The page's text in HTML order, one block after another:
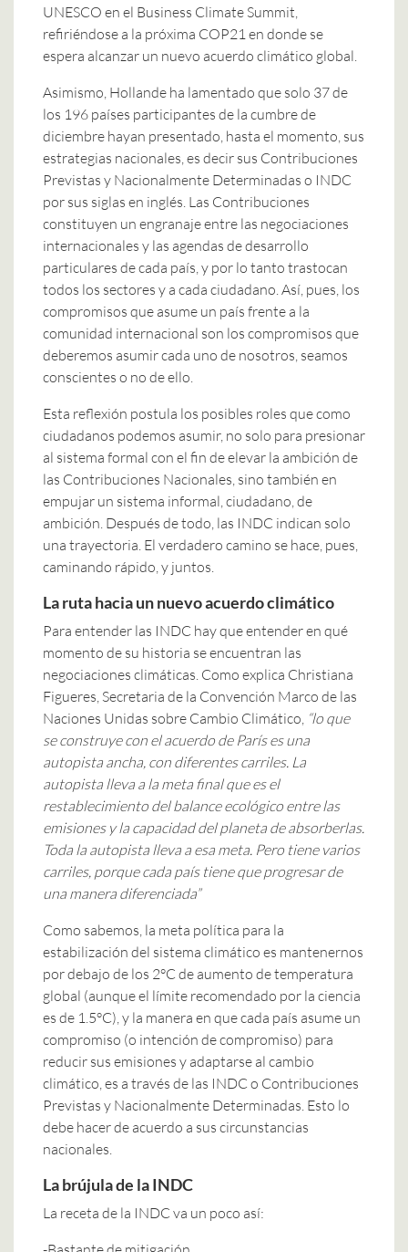
UNESCO en el Business Climate Summit,
refiriéndose a la próxima COP21 en donde se
espera alcanzar un nuevo acuerdo climático global.
Asimismo, Hollande ha lamentado que solo 37 de
los 196 países participantes de la cumbre de
diciembre hayan presentado, hasta el momento, sus
estrategias nacionales, es decir sus Contribuciones
Previstas y Nacionalmente Determinadas o INDC
por sus siglas en inglés. Las Contribuciones
constituyen un engranaje entre las negociaciones
internacionales y las agendas de desarrollo
particulares de cada país, y por lo tanto trastocan
todos los sectores y a cada ciudadano. Así, pues, los
compromisos que asume un país frente a la
comunidad internacional son los compromisos que
deberemos asumir cada uno de nosotros, seamos
conscientes o no de ello.
Esta reflexión postula los posibles roles que como
ciudadanos podemos asumir, no solo para presionar
al sistema formal con el fin de elevar la ambición de
las Contribuciones Nacionales, sino también en
empujar un sistema informal, ciudadano, de
ambición. Después de todo, las INDC indican solo
una trayectoria. El verdadero camino se hace, pues,
caminando rápido, y juntos.
La ruta hacia un nuevo acuerdo climático
Para entender las INDC hay que entender en qué
momento de su historia se encuentran las
negociaciones climáticas. Como explica Christiana
Figueres, Secretaria de la Convención Marco de las
Naciones Unidas sobre Cambio Climático, “lo que
se construye con el acuerdo de París es una
autopista ancha, con diferentes carriles. La
autopista lleva a la meta final que es el
restablecimiento del balance ecológico entre las
emisiones y la capacidad del planeta de absorberlas.
Toda la autopista lleva a esa meta. Pero tiene varios
carriles, porque cada país tiene que progresar de
una manera diferenciada”
Como sabemos, la meta política para la
estabilización del sistema climático es mantenernos
por debajo de los 2°C de aumento de temperatura
global (aunque el límite recomendado por la ciencia
es de 1.5°C), y la manera en que cada país asume un
compromiso (o intención de compromiso) para
reducir sus emisiones y adaptarse al cambio
climático, es a través de las INDC o Contribuciones
Previstas y Nacionalmente Determinadas. Esto lo
debe hacer de acuerdo a sus circunstancias
nacionales.
La brújula de la INDC
La receta de la INDC va un poco así: